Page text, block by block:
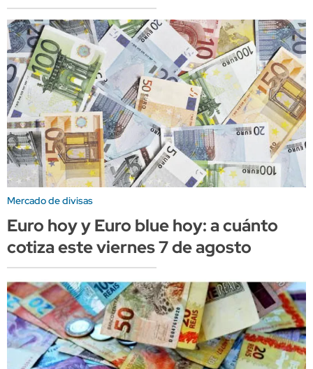
Mercado de divisas
Euro hoy y Euro blue hoy: a cuánto
cotiza este viernes 7 de agosto